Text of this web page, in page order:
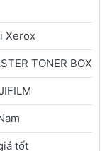
Xerox
TONER BOX
tốt